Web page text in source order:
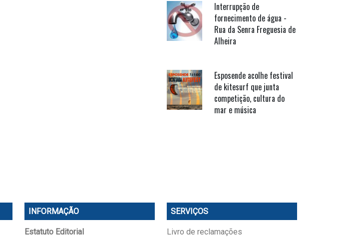
Interrupção de
fornecimento de água -
Rua da Senra Freguesia de
Alheira
Esposende acolhe festival
de kitesurf que junta
competição, cultura do
mar e música
INFORMAÇÃO
Estatuto Editorial
SERVIÇOS
Livro de reclamações